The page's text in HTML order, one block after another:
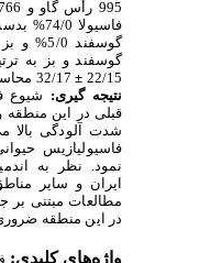
فاسیولا 74/0
%
گوسفند 5/0
%و بز 4/1
گوسفند و بز به ترتیب
22/15
±32/17 محاسبه گردید.
نتیجه گیری: شیوع
قبلی در این
شدت آلودگی بالا
فاسیولیازیس
نمود. نظر به
ایران و سایر
مطالعات مبتنی بر
در این منطقه
واژه‌های کلیدی: